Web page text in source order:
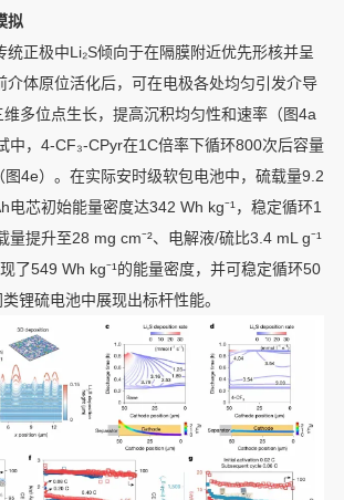
拟
统正极中Li₂S倾向于在隔膜附近优先形核并呈
介体原位活化后，可在电极各处均匀引发介导
维多位点生长，提高沉积均匀性和速率（图4a
中，4-CF₃-CPyr在1C倍率下循环800次后容量
4e）。在实际安时级软包电池中，硫载量9.2
电芯初始能量密度达342 Wh kg⁻¹，稳定循环1
量提升至28 mg cm⁻²、电解液/硫比3.4 mL g⁻¹
了549 Wh kg⁻¹的能量密度，并可稳定循环50
锂硫电池中展现出标杆性能。